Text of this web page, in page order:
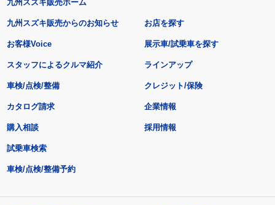
九州スズキ販売ホーム
九州スズキ販売からのお知らせ
お客様Voice
スタッフによるクルマ紹介
お店を探す
展示車/試乗車を探す
ラインアップ
車検/点検/整備 クレジット/保険
カタログ請求
購入相談
試乗車検索
車検/点検/整備予約
企業情報
採用情報